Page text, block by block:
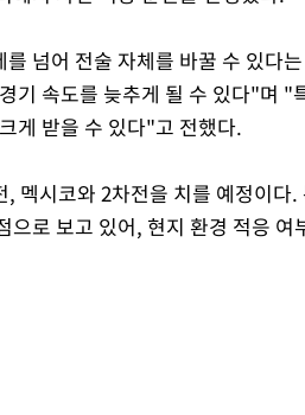
넘어 전술 자체를 바꿀 수 있다
기 속도를 늦추게 될 수 있다"며 "
게 받을 수 있다"고 전했다.
멕시코와 2차전을 치를 예정이다
로 보고 있어, 현지 환경 적응 여